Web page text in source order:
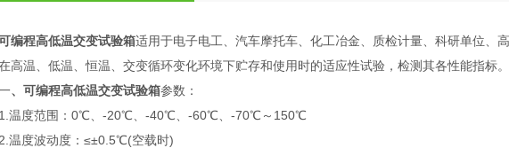
编程高低温交变试验箱适用于电子电工、汽车摩托车、化工冶金、质检计量、科研单位、
高温、低温、恒温、交变循环变化环境下贮存和使用时的适应性试验，检测其各性能指标
、 可编程高低温交变试验箱参数：
1.温度范围：0℃、-20℃、-40℃、-60℃、-70℃～150℃
2.温度波动度：≤±0.5℃(空载时)